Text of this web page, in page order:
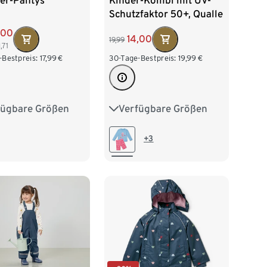
Bestpreis: 17,99€
Größen
98/104
Schutzfaktor 50+, Qualle
19,99 14,00
30-Tage-Bestpreis: 19,99 €
Verfügbare Größen
74/80 86/92
98/104 +3